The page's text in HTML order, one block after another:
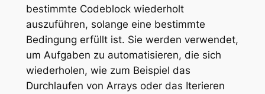
bestimmte Codeblock wiederholt
auszuführen, solange eine bestimmte
Bedingung erfüllt ist. Sie werden verwendet,
um Aufgaben zu automatisieren, die sich
wiederholen, wie zum Beispiel das
Durchlaufen von Arrays oder das Iterieren